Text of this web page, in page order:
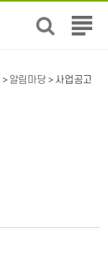
전
뉴
> 알림마당 > 사업공고